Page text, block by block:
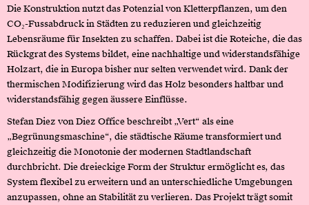
Die Konstruktion nutzt das Potenzial von Kletterpflanzen, um den
CO₂-Fussabdruck in Städten zu reduzieren und gleichzeitig
Lebensräume für Insekten zu schaffen. Dabei ist die Roteiche, die das
Rückgrat des Systems bildet, eine nachhaltige und widerstandsfähige
Holzart, die in Europa bisher nur selten verwendet wird. Dank der
thermischen Modifizierung wird das Holz besonders haltbar und
widerstandsfähig gegen äussere Einflüsse.
Stefan Diez von Diez Office beschreibt „Vert“ als eine
„Begrünungsmaschine“, die städtische Räume transformiert und
gleichzeitig die Monotonie der modernen Stadtlandschaft
durchbricht. Die dreieckige Form der Struktur ermöglicht es, das
System flexibel zu erweitern und an unterschiedliche Umgebungen
anzupassen, ohne an Stabilität zu verlieren. Das Projekt trägt somit